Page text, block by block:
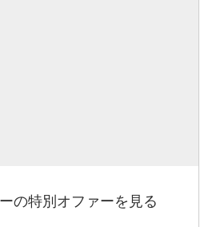
の特別オファーを見る